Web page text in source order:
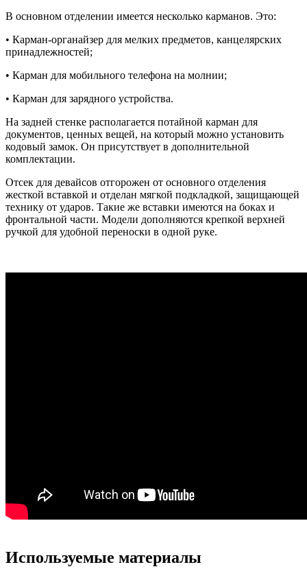
В основном отделении имеется несколько карманов. Это:
• Карман-органайзер для мелких предметов, канцелярских
принадлежностей;
• Карман для мобильного телефона на молнии;
• Карман для зарядного устройства.
На задней стенке располагается потайной карман для
документов, ценных вещей, на который можно установить
кодовый замок. Он присутствует в дополнительной
комплектации.
Отсек для девайсов отгорожен от основного отделения
жесткой вставкой и отделан мягкой подкладкой, защищающей
технику от ударов. Такие же вставки имеются на боках и
фронтальной части. Модели дополняются крепкой верхней
ручкой для удобной переноски в одной руке.
Используемые материалы